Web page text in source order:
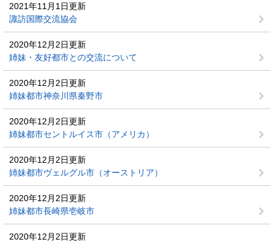
2021年11月1日更新
諏訪国際交流協会
2020年12月2日更新
姉妹・友好都市との交流について
2020年12月2日更新
姉妹都市神奈川県秦野市
2020年12月2日更新
姉妹都市セントルイス市（アメリカ）
2020年12月2日更新
姉妹都市ヴェルグル市（オーストリア）
2020年12月2日更新
姉妹都市長崎県壱岐市
2020年12月2日更新